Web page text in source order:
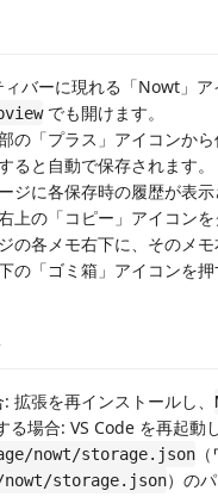
ィバーに現れる「Nowt」
でも開けます。
の「プラス」アイコンから
ると自動で保存されます。
ジに各保存時の履歴が表
上の「コピー」アイコン
の各メモ右下に、そのメモ
の「ゴミ箱」アイコンを押
拡張を再インストールし、
る場合: VS Code を再起動
nowt/storage.json
storage.json）の